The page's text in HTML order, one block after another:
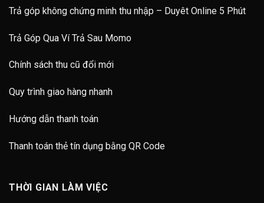
Trả góp không chứng minh thu nhập – Duyêt Online 5 Phút
Trả Góp Qua Ví Trả Sau Momo
Chính sách thu cũ đổi mới
Quy trình giao hàng nhanh
Hướng dẫn thanh toán
Thanh toán thẻ tín dụng bằng QR Code
THỜI GIAN LÀM VIỆC